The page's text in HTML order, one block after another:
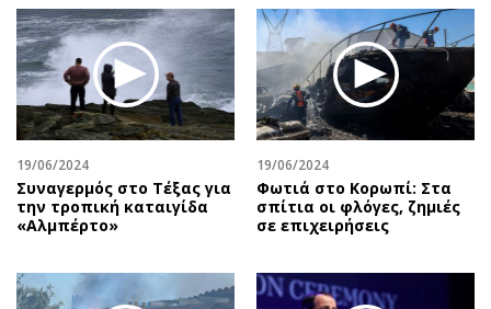
19/06/2024
Συναγερμός στο Τέξας για
την τροπική καταιγίδα
«Αλμπέρτο»
19/06/2024
Φωτιά στο Κορωπί: Στα
σπίτια οι φλόγες, ζημιές
σε επιχειρήσεις